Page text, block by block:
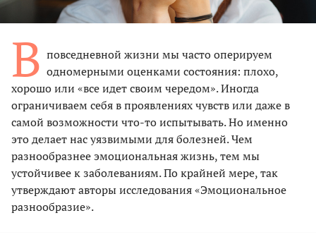
В повседневной жизни мы часто оперируем
одномерными оценками состояния: плохо,
хорошо или «все идет своим чередом». Иногда
ограничиваем себя в проявлениях чувств или даже в
самой возможности что-то испытывать. Но именно
это делает нас уязвимыми для болезней. Чем
разнообразнее эмоциональная жизнь, тем мы
устойчивее к заболеваниям. По крайней мере, так
утверждают авторы исследования «Эмоциональное
разнообразие».